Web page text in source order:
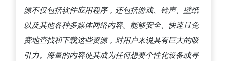
源不仅包括软件应用程序，还包括游戏、铃声、壁纸
以及其他各种多媒体网络内容。能够安全、快速且免
费地查找和下载这些资源，对用户来说具有巨大的吸
引力。海量的内容使其成为任何想要个性化设备或寻